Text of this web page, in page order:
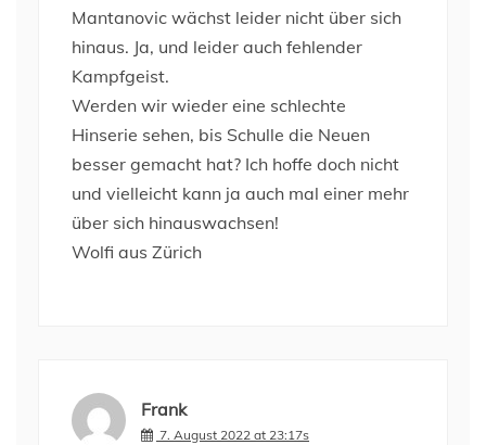
Mantanovic wächst leider nicht über sich
hinaus. Ja, und leider auch fehlender
Kampfgeist.
Werden wir wieder eine schlechte
Hinserie sehen, bis Schulle die Neuen
besser gemacht hat? Ich hoffe doch nicht
und vielleicht kann ja auch mal einer mehr
über sich hinauswachsen!
Wolfi aus Zürich
Frank
7. August 2022 at 23:17s